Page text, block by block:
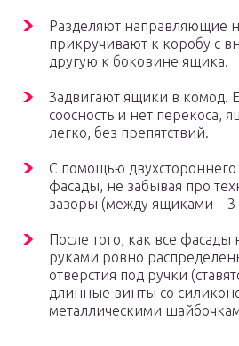
Разделяют направляющие
прикручивают к коробу с
другую к боковине ящика.
Задвигают ящики в комод.
соосность и нет перекоса,
легко, без препятствий.
С помощью двухстороннего
фасады, не забывая про
зазоры (между ящиками –
После того, как все
руками ровно
отверстия под ручки
длинные винты со
металлическими